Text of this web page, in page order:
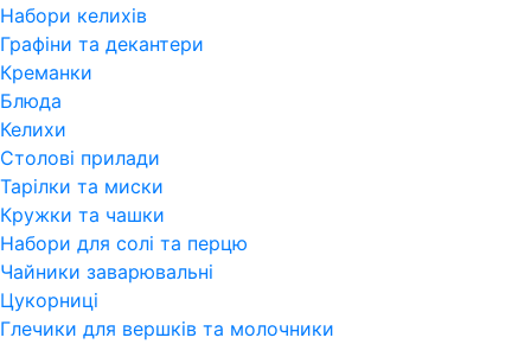
Набори келихів
Графіни та декантери
Креманки
Блюда
Келихи
Столові прилади
Тарілки та миски
Кружки та чашки
Набори для солі та перцю
Чайники заварювальні
Цукорниці
Глечики для вершків та молочники